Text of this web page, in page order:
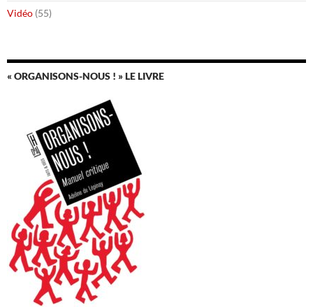
Vidéo (55)
« ORGANISONS-NOUS ! » LE LIVRE